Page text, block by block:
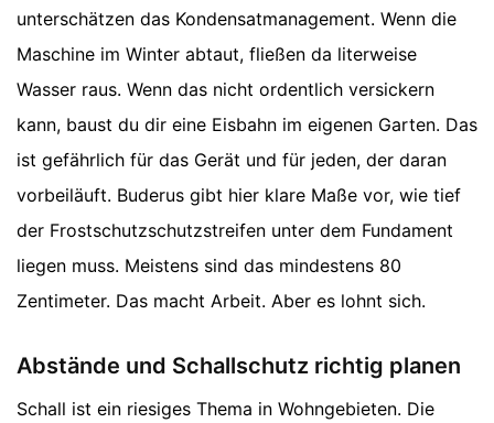
unterschätzen das Kondensatmanagement. Wenn die
Maschine im Winter abtaut, fließen da literweise
Wasser raus. Wenn das nicht ordentlich versickern
kann, baust du dir eine Eisbahn im eigenen Garten. Das
ist gefährlich für das Gerät und für jeden, der daran
vorbeiläuft. Buderus gibt hier klare Maße vor, wie tief
der Frostschutzschutzstreifen unter dem Fundament
liegen muss. Meistens sind das mindestens 80
Zentimeter. Das macht Arbeit. Aber es lohnt sich.
Abstände und Schallschutz richtig planen
Schall ist ein riesiges Thema in Wohngebieten. Die